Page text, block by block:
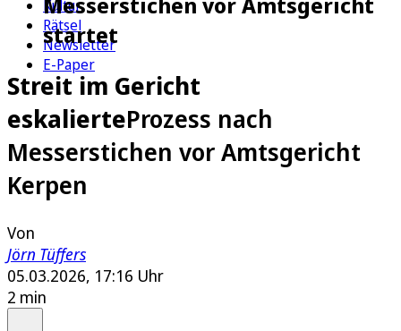
Kultur
Rätsel
Newsletter
E-Paper
startet
Streit im Gericht
eskalierteProzess nach
Messerstichen vor Amtsgericht
Kerpen
Von
Jörn Tüffers
05.03.2026, 17:16 Uhr
2 min